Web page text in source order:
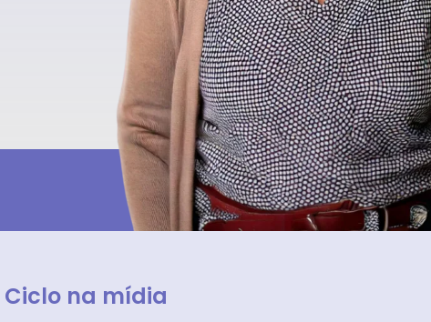
Ciclo na mídia